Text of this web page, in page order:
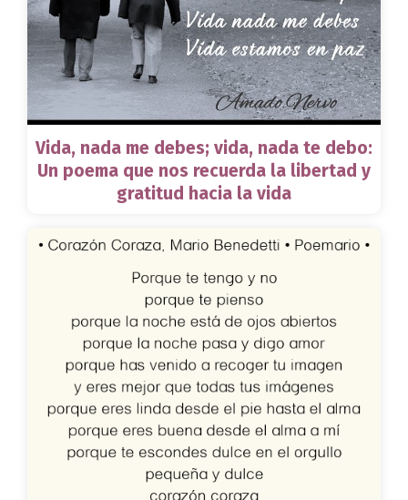
Vida, nada me debes; vida, nada te debo:
Un poema que nos recuerda la libertad y
gratitud hacia la vida